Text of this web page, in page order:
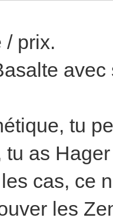
prix.
avec
tu
tu as
cas, ce
les